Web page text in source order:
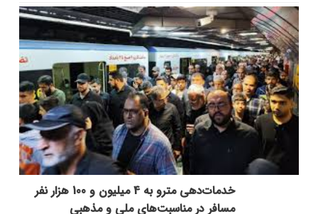
خدمات‌دهي مترو به 4 ميليون و 100 هزار نفر
مسافر در مناسبت‌هاي ملي و مذهبي